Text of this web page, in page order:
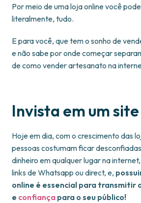
Por meio de uma loja online você
literalmente, tudo.
E para você, que tem o sonho de
e não sabe por onde começar
de como vender artesanato na
Invista em um
Hoje em dia, com o crescimento das
pessoas costumam ficar
dinheiro em qualquer lugar na
links de Whatsapp ou direct, e,
online é essencial para transmitir
e confiança para o seu público!